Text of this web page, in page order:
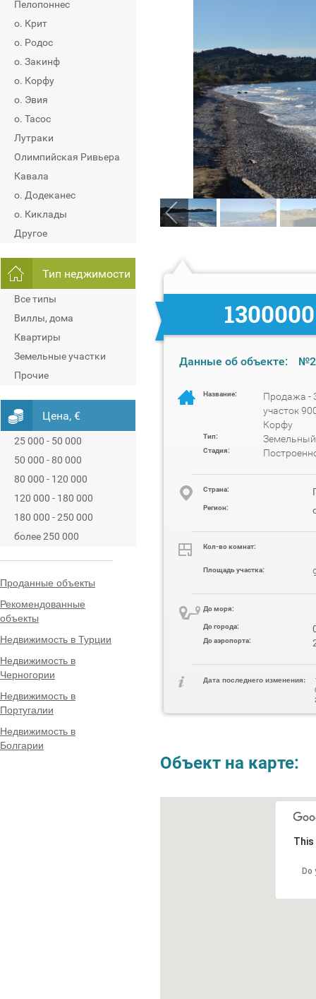
Пелопоннес
о. Крит
о. Родос
о. Закинф
о. Корфу
о. Эвия
о. Тасос
Лутраки
Олимпийская Ривьера
Кавала
о. Додеканес
о. Киклады
Другое
Тип неджимости
Все типы
Виллы, дома
Квартиры
Земельные участки
Прочие
Цена, €
25 000 - 50 000
50 000 - 80 000
80 000 - 120 000
120 000 - 180 000
180 000 - 250 000
более 250 000
Проданные объекты
Рекомендованные
объекты
Недвижимость в Турции
Недвижимость в
Черногории
Недвижимость в
Португалии
Недвижимость в
Болгарии
1300000
Данные об объекте:
Название:
Продажа -
участок
Корфу
Тип: Земельный
Стадия:
Cтрана:
Регион:
Кол-во комнат:
Площадь участка:
До моря:
До города:
До аэропорта:
Дата последнего изменения:
Объект на карте:
This